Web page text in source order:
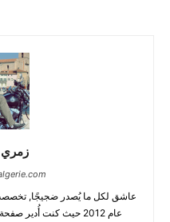
عاشق لكل ما يُصدر ضجيجًا,
عام 2012 حيث كنت